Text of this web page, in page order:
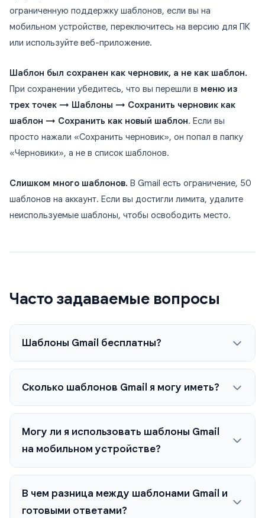
ограниченную поддержку шаблонов, если вы на
мобильном устройстве, переключитесь на версию для ПК
или используйте веб-приложение.
Шаблон был сохранен как черновик, а не как шаблон.
При сохранении убедитесь, что вы перешли в меню из
трех точек → Шаблоны → Сохранить черновик как
шаблон → Сохранить как новый шаблон. Если вы
просто нажали «Сохранить черновик», он попал в папку
«Черновики», а не в список шаблонов.
Слишком много шаблонов. В Gmail есть ограничение, 50
шаблонов на аккаунт. Если вы достигли лимита, удалите
неиспользуемые шаблоны, чтобы освободить место.
Часто задаваемые вопросы
Шаблоны Gmail бесплатны?
Сколько шаблонов Gmail я могу иметь?
Могу ли я использовать шаблоны Gmail
на мобильном устройстве?
В чем разница между шаблонами Gmail и
готовыми ответами?